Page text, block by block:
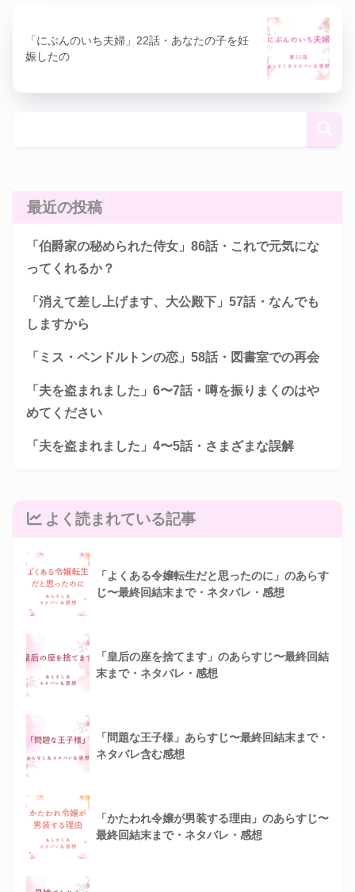
「にぶんのいち夫婦」22話・あなたの子を妊
娠したの
最近の投稿
「伯爵家の秘められた侍女」86話・これで元気にな
ってくれるか？
「消えて差し上げます、大公殿下」57話・なんでも
しますから
「ミス・ペンドルトンの恋」58話・図書室での再会
「夫を盗まれました」6〜7話・噂を振りまくのはや
めてください
「夫を盗まれました」4〜5話・さまざまな誤解
よく読まれている記事
「よくある令嬢転生だと思ったのに」のあらす
じ〜最終回結末まで・ネタバレ・感想
「皇后の座を捨てます」のあらすじ〜最終回結
末まで・ネタバレ・感想
「問題な王子様」あらすじ〜最終回結末まで・
ネタバレ含む感想
「かたわれ令嬢が男装する理由」のあらすじ〜
最終回結末まで・ネタバレ・感想